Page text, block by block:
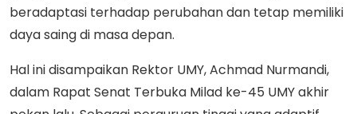
beradaptasi terhadap perubahan dan tetap memiliki
daya saing di masa depan.
Hal ini disampaikan Rektor UMY, Achmad Nurmandi,
dalam Rapat Senat Terbuka Milad ke-45 UMY akhir